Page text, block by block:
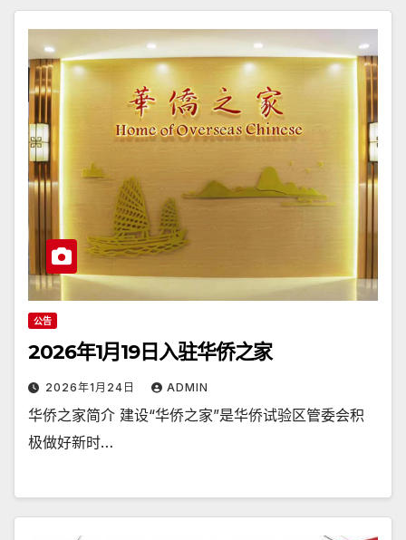
公告
2026年1月19日入驻华侨之家
2026年1月24日 ADMIN
华侨之家简介 建设“华侨之家”是华侨试验区管委会积
极做好新时…